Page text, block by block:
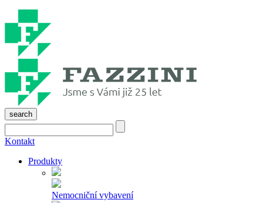
search
Kontakt
Produkty
Nemocniční vybavení